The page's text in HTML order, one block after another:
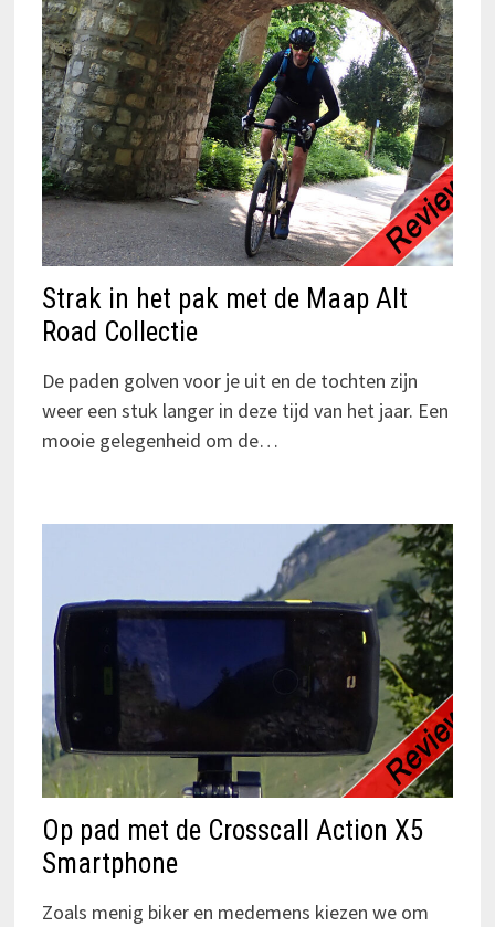
Strak in het pak met de Maap Alt
Road Collectie
De paden golven voor je uit en de tochten zijn
weer een stuk langer in deze tijd van het jaar. Een
mooie gelegenheid om de…
Op pad met de Crosscall Action X5
Smartphone
Zoals menig biker en medemens kiezen we om